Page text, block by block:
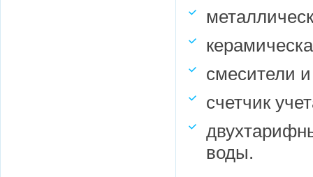
смесители
счетчик
воды.